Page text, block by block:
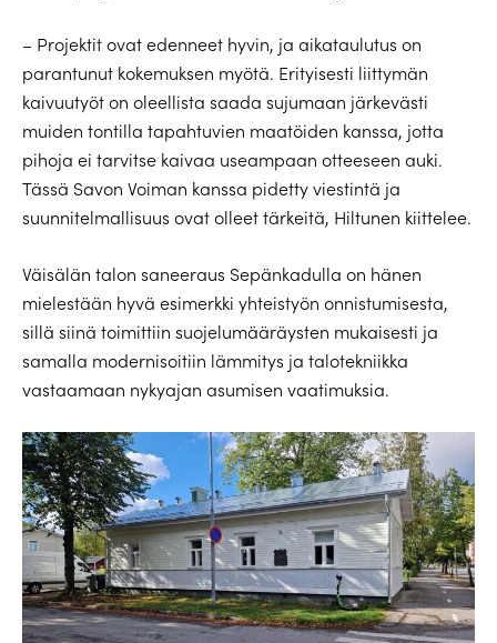
– Projektit ovat edenneet hyvin, ja aikataulutus on
parantunut kokemuksen myötä. Erityisesti liittymän
kaivuutyöt on oleellista saada sujumaan järkevästi
muiden tontilla tapahtuvien maatöiden kanssa, jotta
pihoja ei tarvitse kaivaa useampaan otteeseen auki.
Tässä Savon Voiman kanssa pidetty viestintä ja
suunnitelmallisuus ovat olleet tärkeitä, Hiltunen kiittelee.
Väisälän talon saneeraus Sepänkadulla on hänen
mielestään hyvä esimerkki yhteistyön onnistumisesta,
sillä siinä toimittiin suojelumääräysten mukaisesti ja
samalla modernisoitiin lämmitys ja talotekniikka
vastaamaan nykyajan asumisen vaatimuksia.